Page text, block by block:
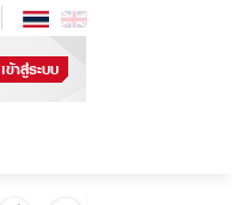
เข้าสู่ระบบ